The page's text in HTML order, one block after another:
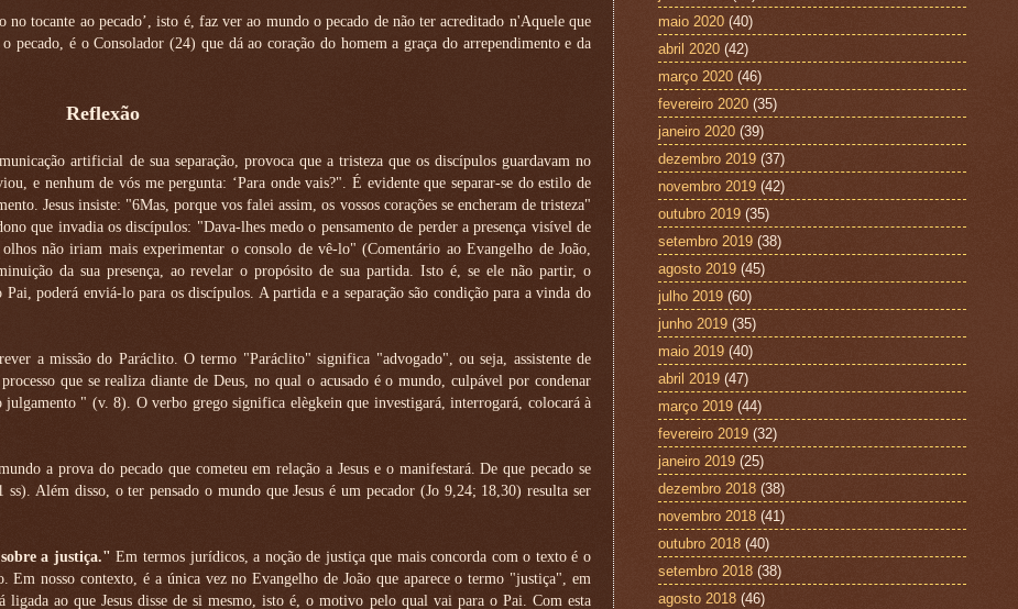
tocante ao pecado’, isto é, faz ver ao mundo o pecado de não ter acreditado n'Aquele que
pecado, é o Consolador (24) que dá ao coração do homem a graça do arrependimento e da
Reflexão
artificial de sua separação, provoca que a tristeza que os discípulos guardavam no
e nenhum de vós me pergunta: ‘Para onde vais?". É evidente que separar-se do estilo de
Jesus insiste: "6Mas, porque vos falei assim, os vossos corações se encheram de tristeza"
que invadia os discípulos: "Dava-lhes medo o pensamento de perder a presença visível de
não iriam mais experimentar o consolo de vê-lo" (Comentário ao Evangelho de João,
da sua presença, ao revelar o propósito de sua partida. Isto é, se ele não partir, o
poderá enviá-lo para os discípulos. A partida e a separação são condição para a vinda do
a missão do Paráclito. O termo "Paráclito" significa "advogado", ou seja, assistente de
que se realiza diante de Deus, no qual o acusado é o mundo, culpável por condenar
julgamento " (v. 8). O verbo grego significa elègkein que investigará, interrogará, colocará à
a prova do pecado que cometeu em relação a Jesus e o manifestará. De que pecado se
Além disso, o ter pensado o mundo que Jesus é um pecador (Jo 9,24; 18,30) resulta ser
a justiça." Em termos jurídicos, a noção de justiça que mais concorda com o texto é o
Em nosso contexto, é a única vez no Evangelho de João que aparece o termo "justiça", em
ao que Jesus disse de si mesmo, isto é, o motivo pelo qual vai para o Pai. Com esta
maio 2020 (40)
abril 2020 (42)
março 2020 (46)
fevereiro 2020 (35)
janeiro 2020 (39)
dezembro 2019 (37)
novembro 2019 (42)
outubro 2019 (35)
setembro 2019 (38)
agosto 2019 (45)
julho 2019 (60)
junho 2019 (35)
maio 2019 (40)
abril 2019 (47)
março 2019 (44)
fevereiro 2019 (32)
janeiro 2019 (25)
dezembro 2018 (38)
novembro 2018 (41)
outubro 2018 (40)
setembro 2018 (38)
agosto 2018 (46)